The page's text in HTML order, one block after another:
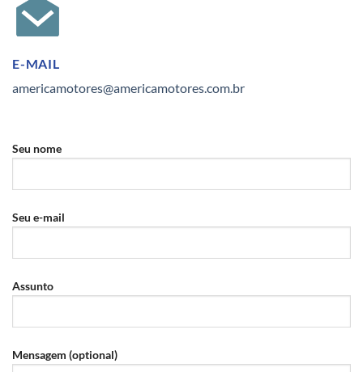
E-MAIL
americamotores@americamotores.com.br
Seu nome
Seu e-mail
Assunto
Mensagem (optional)